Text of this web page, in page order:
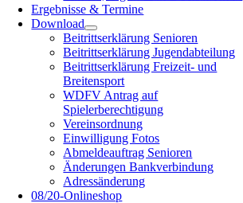
Ergebnisse & Termine
Download
Beitrittserklärung Senioren
Beitrittserklärung Jugendabteilung
Beitrittserklärung Freizeit- und
Breitensport
WDFV Antrag auf
Spielerberechtigung
Vereinsordnung
Einwilligung Fotos
Abmeldeauftrag Senioren
Änderungen Bankverbindung
Adressänderung
08/20-Onlineshop